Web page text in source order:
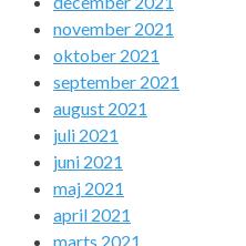
november 2021
oktober 2021
september 2021
august 2021
juli 2021
juni 2021
maj 2021
april 2021
marts 2021